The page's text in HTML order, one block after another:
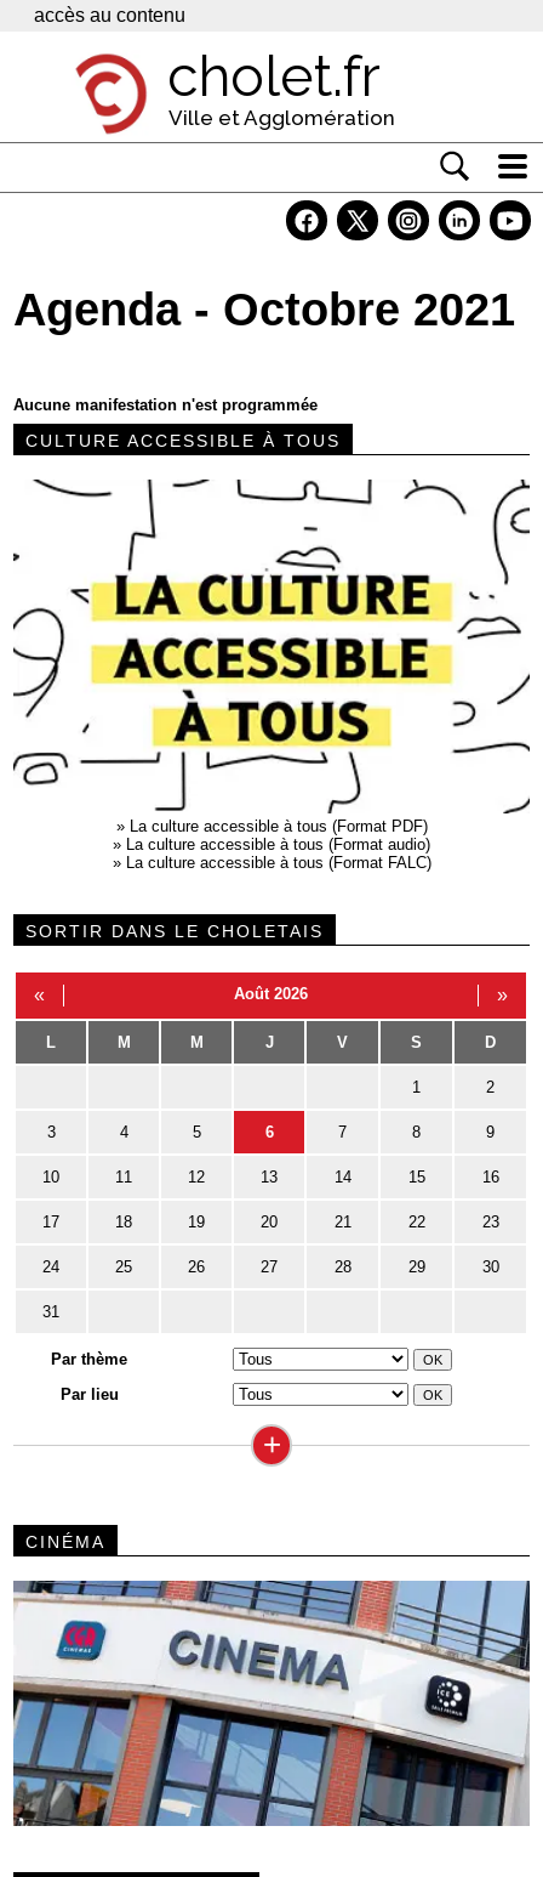
Panneau de gestion des cookies
accès au contenu
cholet.fr
Ville et Agglomération
Economie
Contacts
Agenda - Octobre 2021
Aucune manifestation n'est programmée
CULTURE ACCESSIBLE À TOUS
»
La culture accessible à tous (Format PDF)
»
La culture accessible à tous (Format audio)
»
La culture accessible à tous (Format FALC)
SORTIR DANS LE CHOLETAIS
« Août 2026 »
L M M J V S D
1 2
3 4 5 6 7 8 9
10 11 12 13 14 15 16
17 18 19 20 21 22 23
24 25 26 27 28 29 30
31
Par thème
Par lieu
+
CINÉMA